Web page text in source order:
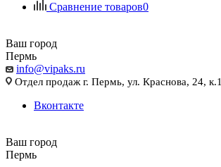
Сравнение товаров0
Ваш город
Пермь
info@vipaks.ru
Отдел продаж г. Пермь, ул. Краснова, 24, к.1
Вконтакте
Ваш город
Пермь